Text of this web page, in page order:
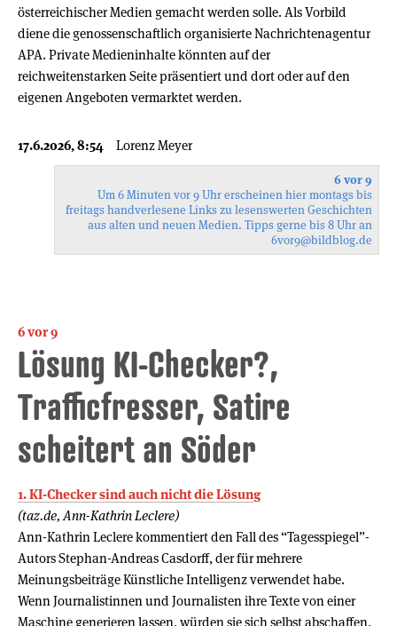
österreichischer Medien gemacht werden solle. Als Vorbild
diene die genossenschaftlich organisierte Nachrichtenagentur
APA. Private Medieninhalte könnten auf der
reichweitenstarken Seite präsentiert und dort oder auf den
eigenen Angeboten vermarktet werden.
17.6.2026, 8:54 Lorenz Meyer
6 vor 9
Um 6 Minuten vor 9 Uhr erscheinen hier montags bis
freitags handverlesene Links zu lesenswerten Geschichten
aus alten und neuen Medien. Tipps gerne bis 8 Uhr an
6vor9@bildblog.de
6 vor 9
Lösung KI-Checker?,
Trafficfresser, Satire
scheitert an Söder
1. KI-Checker sind auch nicht die Lösung
(taz.de, Ann-Kathrin Leclere)
Ann-Kathrin Leclere kommentiert den Fall des “Tagesspiegel”-
Autors Stephan-Andreas Casdorff, der für mehrere
Meinungsbeiträge Künstliche Intelligenz verwendet habe.
Wenn Journalistinnen und Journalisten ihre Texte von einer
Maschine generieren lassen, würden sie sich selbst abschaffen,